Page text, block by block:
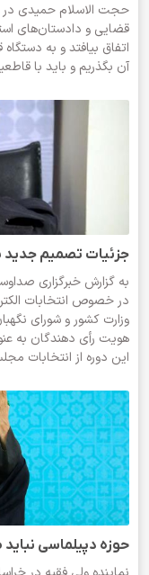
حجت الاسلام حمیدی در
قضایی و دادستان‌های
اتفاق بیافتد و به
آن بگذریم و باید با
جزئیات تصمیم جدید
به گزارش خبرگزاری
در خصوص انتخابات
وزارت کشور و شورای
هویت رأی دهندگان به
این دوره از انتخابات
حوزه دپیلماسی